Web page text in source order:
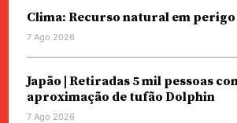
Clima: Recurso natural em perigo
7 Ago 2026
Japão | Retiradas 5 mil pessoas
aproximação de tufão Dolphin
7 Ago 2026